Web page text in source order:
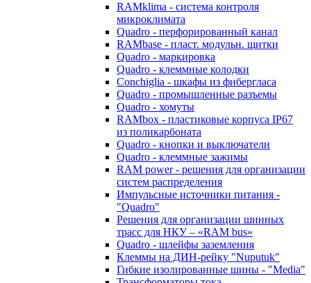
RAMklima - система контроля
микроклимата
Quadro - перфорированный канал
RAMbase - пласт. модульн. щитки
Quadro - маркировка
Quadro - клеммные колодки
Conchiglia - шкафы из фибергласа
Quadro - промышленные разъемы
Quadro - хомуты
RAMbox - пластиковые корпуса IP67
из поликарбоната
Quadro - кнопки и выключатели
Quadro - клеммные зажимы
RAM power - решения для организации
систем распределения
Импульсные источники питания -
"Quadro"
Решения для организации шинных
трасс для НКУ – «RAM bus»
Quadro - шлейфы заземления
Клеммы на ДИН-рейку "Nuputuk"
Гибкие изолированные шины - "Media"